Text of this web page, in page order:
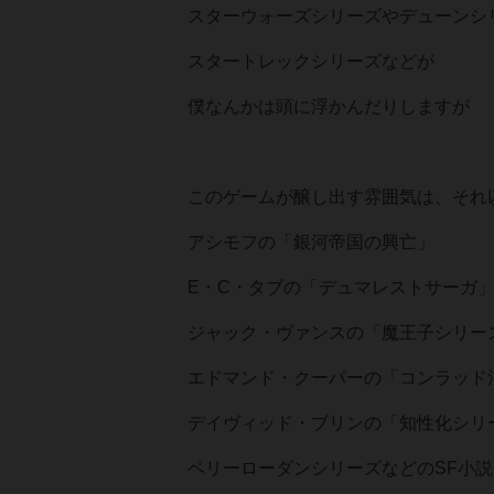
スターウォーズシリーズやデューンシ
スタートレックシリーズなどが
僕なんかは頭に浮かんだりしますが
このゲームが醸し出す雰囲気は、それ
アシモフの「銀河帝国の興亡」
E・C・タブの「デュマレストサーガ」
ジャック・ヴァンスの「魔王子シリー
エドマンド・クーパーの「コンラッド
デイヴィッド・ブリンの「知性化シリ
ペリーローダンシリーズなどのSF小